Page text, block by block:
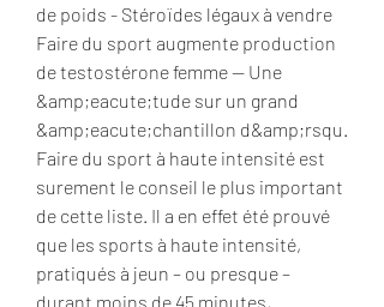
de poids - Stéroïdes légaux à vendre
Faire du sport augmente production
de testostérone femme -- Une
&amp;eacute;tude sur un grand
&amp;eacute;chantillon d&amp;rsqu.
Faire du sport à haute intensité est
surement le conseil le plus important
de cette liste. Il a en effet été prouvé
que les sports à haute intensité,
pratiqués à jeun – ou presque –
durant moins de 45 minutes,